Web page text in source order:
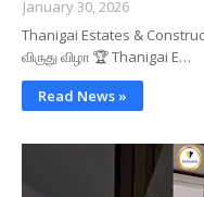
January 30, 2026
Thanigai Estates &
விருது விழா 🏆 Thanigai E…
Read News »